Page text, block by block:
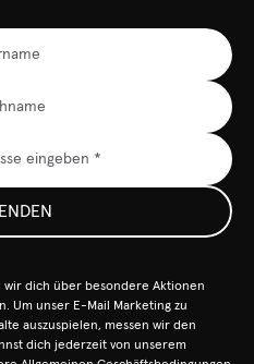
dich über besondere Aktionen
Um unser E-Mail Marketing zu
auszuspielen, messen wir den
dich jederzeit von unserem